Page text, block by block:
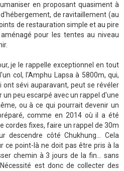
en proposant quasiment à
de ravitaillement (au
de restauration simple et au pire
pour les tentes au niveau
je le rappelle exceptionnel en tout
col, l'Amphu Lapsa à 5800m, qui,
sévi auparavant, peut se révéler
peu escarpé avec un rappel d'une
ou à ce qui pourrait devenir un
comme en 2014 où il a été
cordes fixes, faire un rappel de 30m
descendre côté Chukhung... Cela
ce point-là ne doit pas être pris à la
chemin à 3 jours de la fin... sans
est donc de collecter des